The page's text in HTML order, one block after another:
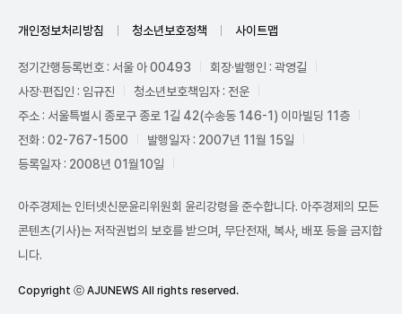
개인정보처리방침 청소년보호정책 사이트맵
정기간행등록번호 : 서울 아 00493
회장·발행인 : 곽영길
사장·편집인 : 임규진
청소년보호책임자 : 전운
주소 : 서울특별시 종로구 종로 1길 42(수송동 146-1) 이마빌딩 11층
전화 : 02-767-1500
발행일자 : 2007년 11월 15일
등록일자 : 2008년 01월10일
아주경제는 인터넷신문윤리위원회 윤리강령을 준수합니다. 아주경제의 모든
콘텐츠(기사)는 저작권법의 보호를 받으며, 무단전재, 복사, 배포 등을 금지합
니다.
Copyright ⓒ AJUNEWS All rights reserved.